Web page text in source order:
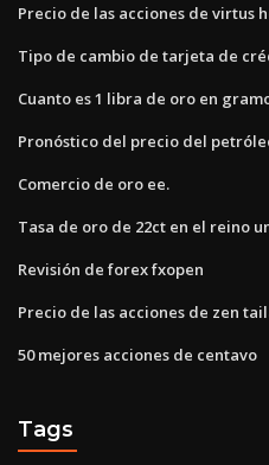
Precio de las acciones de virtus
Tipo de cambio de tarjeta de
Cuanto es 1 libra de oro en
Pronóstico del precio del
Comercio de oro ee.
Tasa de oro de 22ct en el reino
Revisión de forex fxopen
Precio de las acciones de zen
50 mejores acciones de centavo
Tags